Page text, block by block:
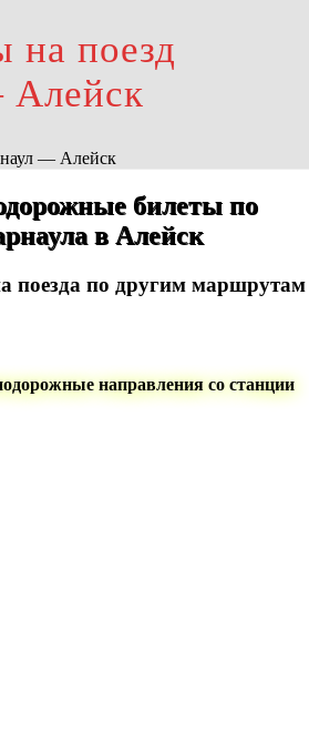
поезд
Алейск
— Алейск
билеты по
в Алейск
поезда по другим маршрутам
направления со станции